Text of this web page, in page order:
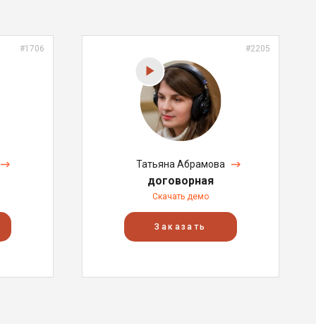
#1706 #2205
Татьяна Абрамова
договорная
Скачать демо
Заказать